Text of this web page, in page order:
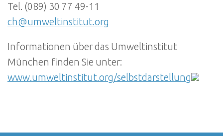
Tel. (089) 30 77 49-11
ch@umweltinstitut.org
Informationen über das Umweltinstitut
München finden Sie unter:
www.umweltinstitut.org/selbstdarstellung